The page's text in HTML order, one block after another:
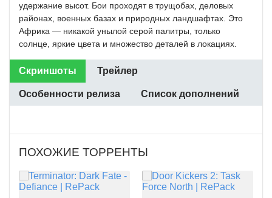
удержание высот. Бои проходят в трущобах, деловых
районах, военных базах и природных ландшафтах. Это
Африка — никакой унылой серой палитры, только
солнце, яркие цвета и множество деталей в локациях.
Скриншоты Трейлер
Особенности релиза Список дополнений
ПОХОЖИЕ ТОРРЕНТЫ